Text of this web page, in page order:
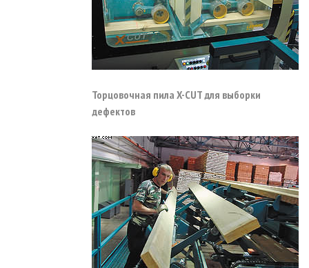
Торцовочная пила X-CUT для выборки
дефектов